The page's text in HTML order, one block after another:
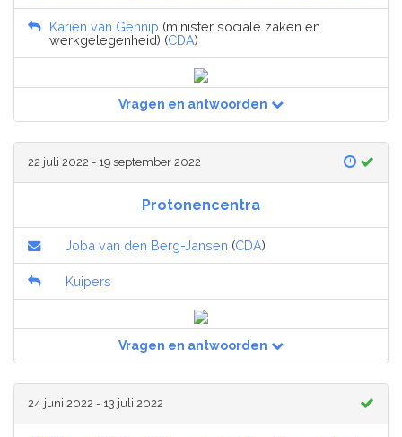
Karien van Gennip (minister sociale zaken en
werkgelegenheid) (CDA)
Vragen en antwoorden
22 juli 2022 - 19 september 2022
Protonencentra
Joba van den Berg-Jansen (CDA)
Kuipers
Vragen en antwoorden
24 juni 2022 - 13 juli 2022